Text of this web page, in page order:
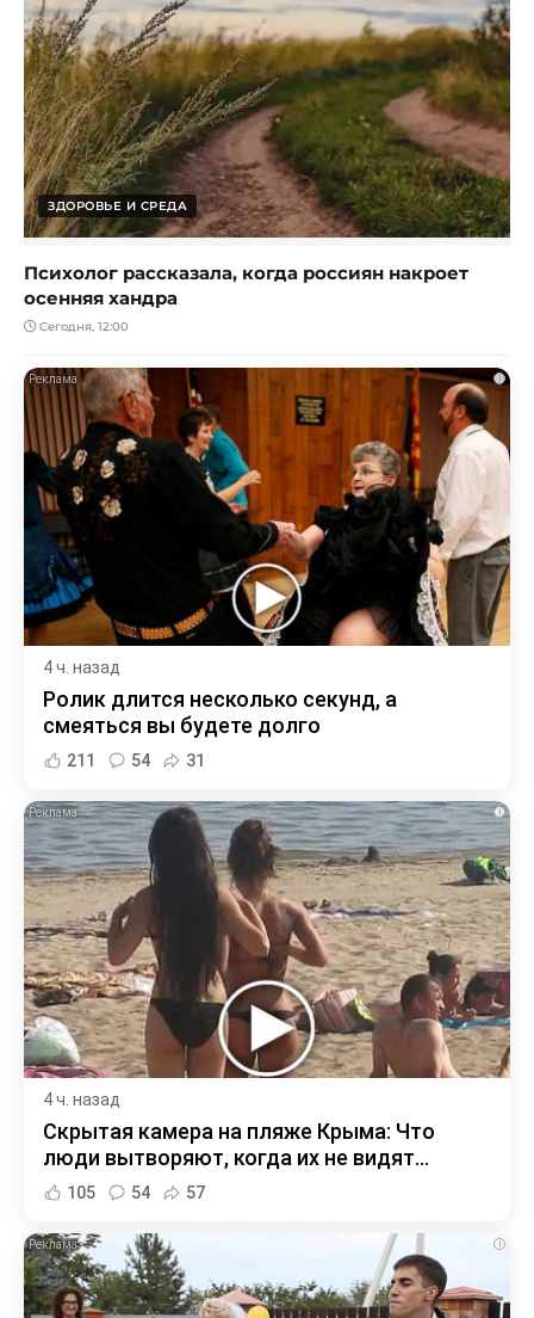
ЗДОРОВЬЕ И СРЕДА
Психолог рассказала, когда россиян накроет
осенняя хандра
Сегодня, 12:00
i
4 ч. назад
Ролик длится несколько секунд, а
смеяться вы будете долго
211 54 31
i
4 ч. назад
Скрытая камера на пляже Крыма: Что
люди вытворяют, когда их не видят...
105 54 57
i